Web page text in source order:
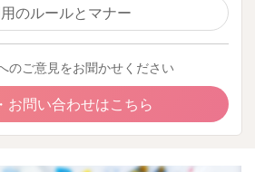
のルールとマナー
のご意見をお聞かせください
お問い合わせはこちら